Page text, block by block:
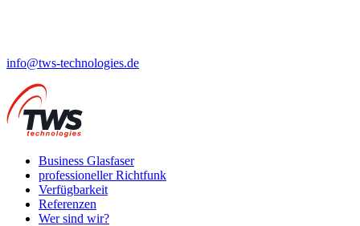
info@tws-technologies.de
Business Glasfaser
professioneller Richtfunk
Verfügbarkeit
Referenzen
Wer sind wir?